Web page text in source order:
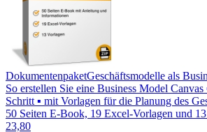
DokumentenpaketGeschäftsmodelle als
So erstellen Sie eine Business Model
Schritt ▪ mit Vorlagen für die Planung des
50 Seiten E-Book, 19 Excel-Vorlagen und
23,80